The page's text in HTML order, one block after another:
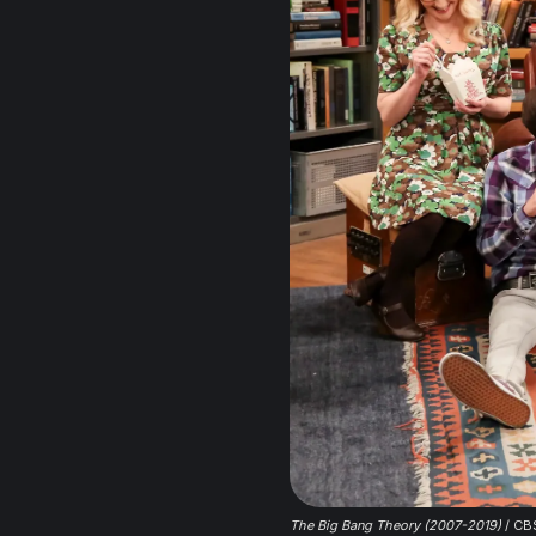
The Big Bang Theory (2007-2019) /